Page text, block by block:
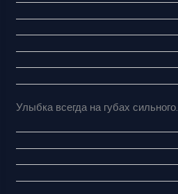
Улыбка всегда на губах сильного.